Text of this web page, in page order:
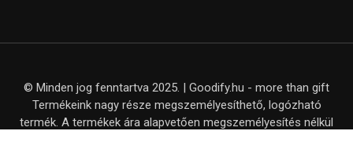
© Minden jog fenntartva 2025. | Goodify.hu - more than gift
Termékeink nagy része megszemélyesíthető, logózható
termék. A termékek ára alapvetően megszemélyesítés nélkül